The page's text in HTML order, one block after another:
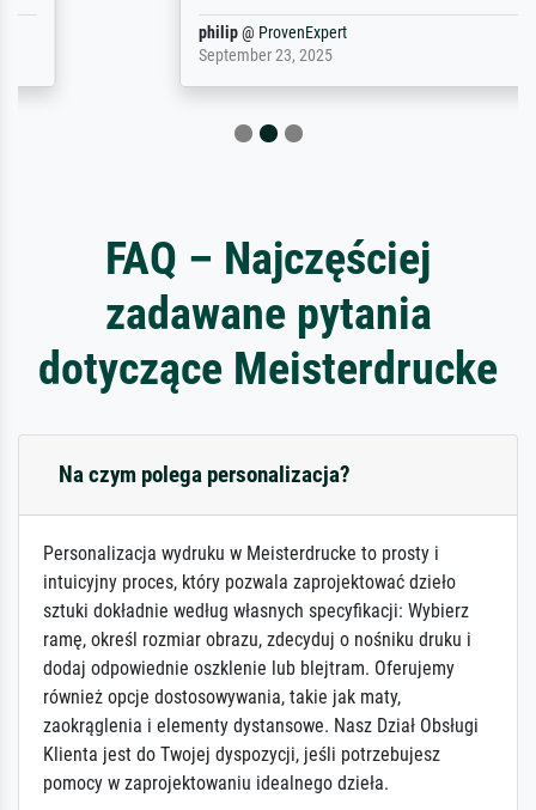
ProvenExpert
September 23, 2025
FAQ – Najczęściej
zadawane pytania
dotyczące Meisterdrucke
Na czym polega personalizacja?
Personalizacja wydruku w Meisterdrucke to prosty i
intuicyjny proces, który pozwala zaprojektować dzieło
sztuki dokładnie według własnych specyfikacji: Wybierz
ramę, określ rozmiar obrazu, zdecyduj o nośniku druku i
dodaj odpowiednie oszklenie lub blejtram. Oferujemy
również opcje dostosowywania, takie jak maty,
zaokrąglenia i elementy dystansowe. Nasz Dział Obsługi
Klienta jest do Twojej dyspozycji, jeśli potrzebujesz
pomocy w zaprojektowaniu idealnego dzieła.